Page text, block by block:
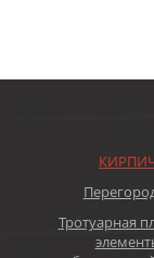
Тротуарная